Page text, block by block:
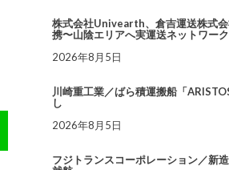
株式会社Univearth、倉吉運送株式
携〜山陰エリアへ実運送ネットワー
2026年8月5日
川崎重工業／ばら積運搬船「
し
2026年8月5日
フジトランスコーポレーション／新造